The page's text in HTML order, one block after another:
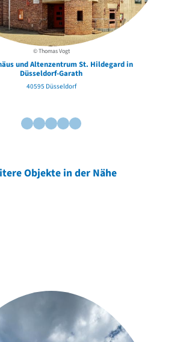
© Thomas Vogt
und Altenzentrum St. Hildegard in
Düsseldorf-Garath
40595 Düsseldorf
Objekte in der Nähe